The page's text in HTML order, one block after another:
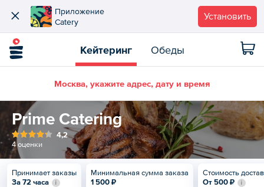
Приложение
Catery
Установить
Кейтеринг Обеды
Москва, укажите адрес, дату и время
Prime Catering
4,2
4 оценки
Принимает заказы
За 72 часа
Минимальная сумма заказа
1 500 ₽
Стоимость
От 500 ₽